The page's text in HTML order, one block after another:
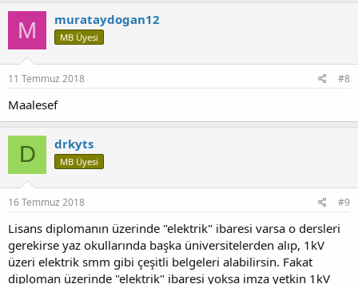
M murataydogan12
MB Üyesi
11 Temmuz 2018 #8
Maalesef
D drkyts
MB Üyesi
16 Temmuz 2018 #9
Lisans diplomanın üzerinde "elektrik" ibaresi varsa o dersleri
gerekirse yaz okullarında başka üniversitelerden alıp, 1kV
üzeri elektrik smm gibi çeşitli belgeleri alabilirsin. Fakat
diploman üzerinde "elektrik" ibaresi yoksa imza yetkin 1kV